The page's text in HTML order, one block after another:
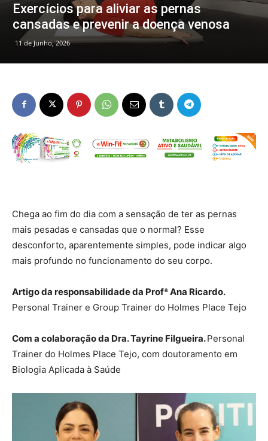
Exercícios para aliviar as pernas
cansadas e prevenir a doença venosa
11 de Junho, 2026
Chega ao fim do dia com a sensação de ter as pernas
mais pesadas e cansadas que o normal? Esse
desconforto, aparentemente simples, pode indicar algo
mais profundo no funcionamento do seu corpo.
Artigo da responsabilidade da Profª Ana Ricardo.
Personal Trainer e Group Trainer do Holmes Place Tejo
Com a colaboração da Dra. Tayrine Filgueira.Personal
Trainer do Holmes Place Tejo, com doutoramento em
Biologia Aplicada à Saúde